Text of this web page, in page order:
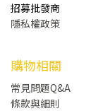
招募批發商
隱私權政策
購物相關
常見問題Q&A
條款與細則